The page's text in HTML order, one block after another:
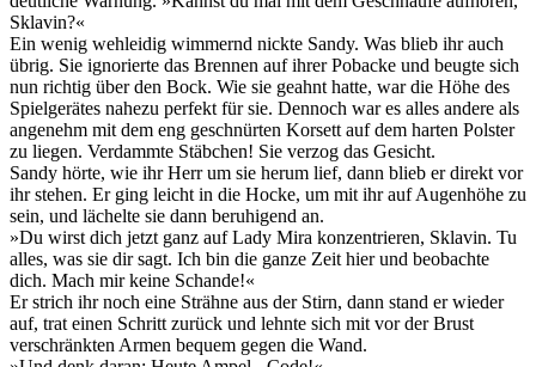
Sklavin?«
Ein wenig wehleidig wimmernd nickte Sandy. Was blieb ihr auch
übrig. Sie ignorierte das Brennen auf ihrer Pobacke und beugte sich
nun richtig über den Bock. Wie sie geahnt hatte, war die Höhe des
Spielgerätes nahezu perfekt für sie. Dennoch war es alles andere als
angenehm mit dem eng geschnürten Korsett auf dem harten Polster
zu liegen. Verdammte Stäbchen! Sie verzog das Gesicht.
Sandy hörte, wie ihr Herr um sie herum lief, dann blieb er direkt vor
ihr stehen. Er ging leicht in die Hocke, um mit ihr auf Augenhöhe zu
sein, und lächelte sie dann beruhigend an.
»Du wirst dich jetzt ganz auf Lady Mira konzentrieren, Sklavin. Tu
alles, was sie dir sagt. Ich bin die ganze Zeit hier und beobachte
dich. Mach mir keine Schande!«
Er strich ihr noch eine Strähne aus der Stirn, dann stand er wieder
auf, trat einen Schritt zurück und lehnte sich mit vor der Brust
verschränkten Armen bequem gegen die Wand.